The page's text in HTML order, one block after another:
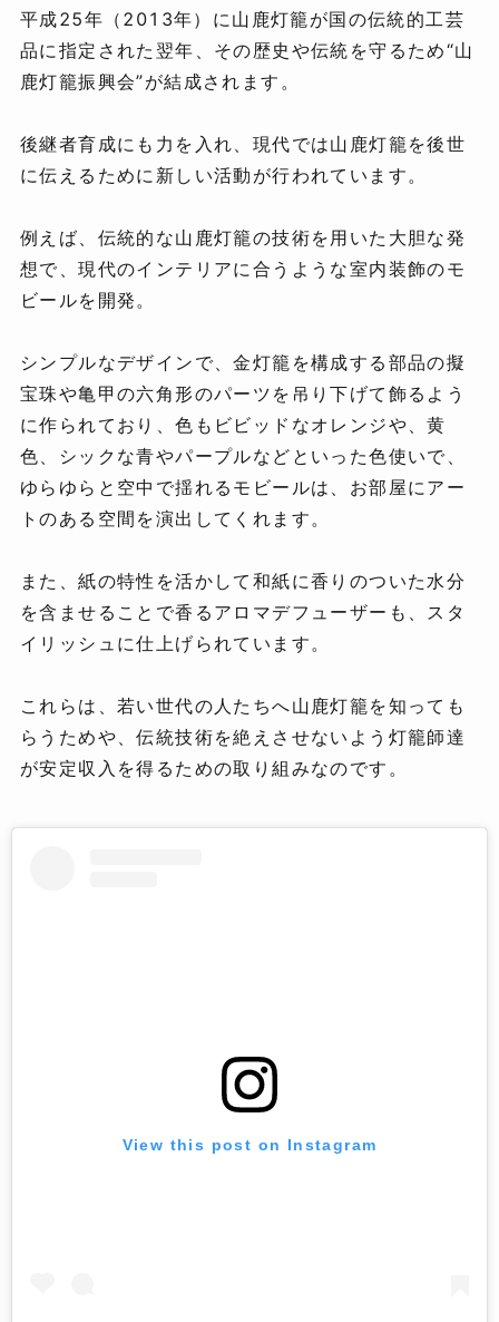
平成25年（2013年）に山鹿灯籠が国の伝統的工芸
品に指定された翌年、その歴史や伝統を守るため“山
鹿灯籠振興会”が結成されます。
後継者育成にも力を入れ、現代では山鹿灯籠を後世
に伝えるために新しい活動が行われています。
例えば、伝統的な山鹿灯籠の技術を用いた大胆な発
想で、現代のインテリアに合うような室内装飾のモ
ビールを開発。
シンプルなデザインで、金灯籠を構成する部品の擬
宝珠や亀甲の六角形のパーツを吊り下げて飾るよう
に作られており、色もビビッドなオレンジや、黄
色、シックな青やパープルなどといった色使いで、
ゆらゆらと空中で揺れるモビールは、お部屋にアー
トのある空間を演出してくれます。
また、紙の特性を活かして和紙に香りのついた水分
を含ませることで香るアロマデフューザーも、スタ
イリッシュに仕上げられています。
これらは、若い世代の人たちへ山鹿灯籠を知っても
らうためや、伝統技術を絶えさせないよう灯籠師達
が安定収入を得るための取り組みなのです。
View this post on Instagram